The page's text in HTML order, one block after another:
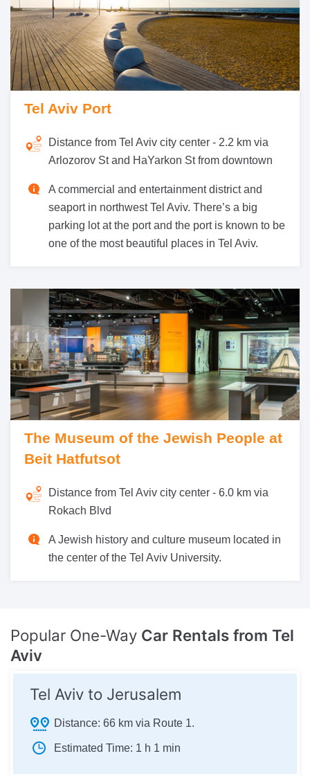
Tel Aviv Port
Distance from Tel Aviv city center - 2.2 km via
Arlozorov St and HaYarkon St from downtown
A commercial and entertainment district and
seaport in northwest Tel Aviv. There’s a big
parking lot at the port and the port is known to be
one of the most beautiful places in Tel Aviv.
The Museum of the Jewish People at
Beit Hatfutsot
Distance from Tel Aviv city center - 6.0 km via
Rokach Blvd
A Jewish history and culture museum located in
the center of the Tel Aviv University.
Popular One-Way Car Rentals from Tel
Aviv
Tel Aviv to Jerusalem
Distance: 66 km via Route 1.
Estimated Time: 1 h 1 min